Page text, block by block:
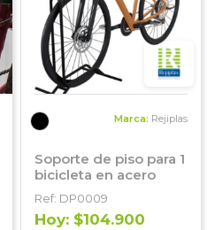
Marca: Rejiplas
Soporte de piso para 1
bicicleta en acero
Ref: DP0009
Hoy: $104.900